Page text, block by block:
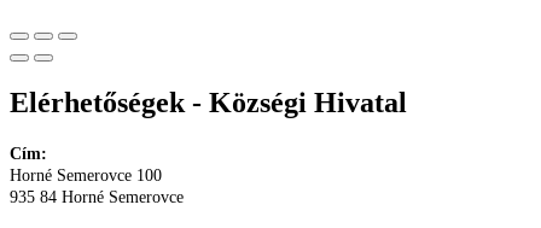
Elérhetőségek - Községi Hivatal
Cím:
Horné Semerovce 100
935 84 Horné Semerovce